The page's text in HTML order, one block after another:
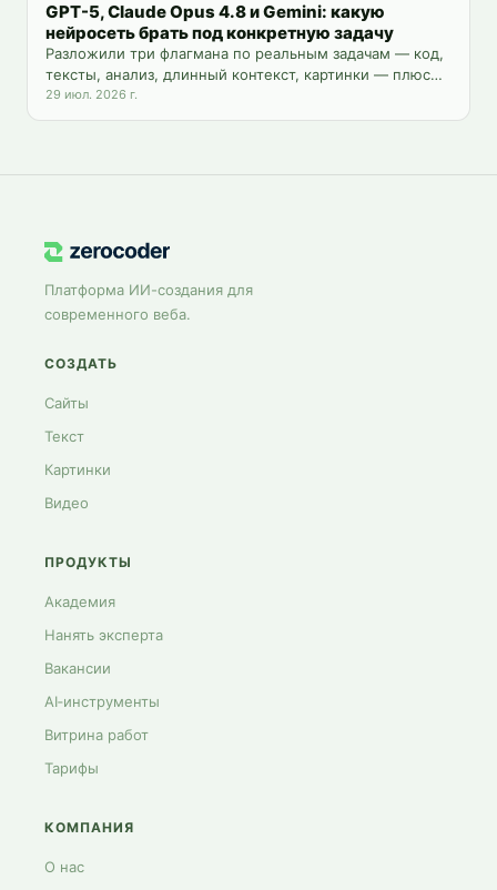
GPT-5, Claude Opus 4.8 и Gemini: какую
нейросеть брать под конкретную задачу
Разложили три флагмана по реальным задачам — код,
тексты, анализ, длинный контекст, картинки — плюс
цены и доступ из России.
29 июл. 2026 г.
Платформа ИИ-создания для
современного веба.
СОЗДАТЬ
Сайты
Текст
Картинки
Видео
ПРОДУКТЫ
Академия
Нанять эксперта
Вакансии
AI‑инструменты
Витрина работ
Тарифы
КОМПАНИЯ
О нас